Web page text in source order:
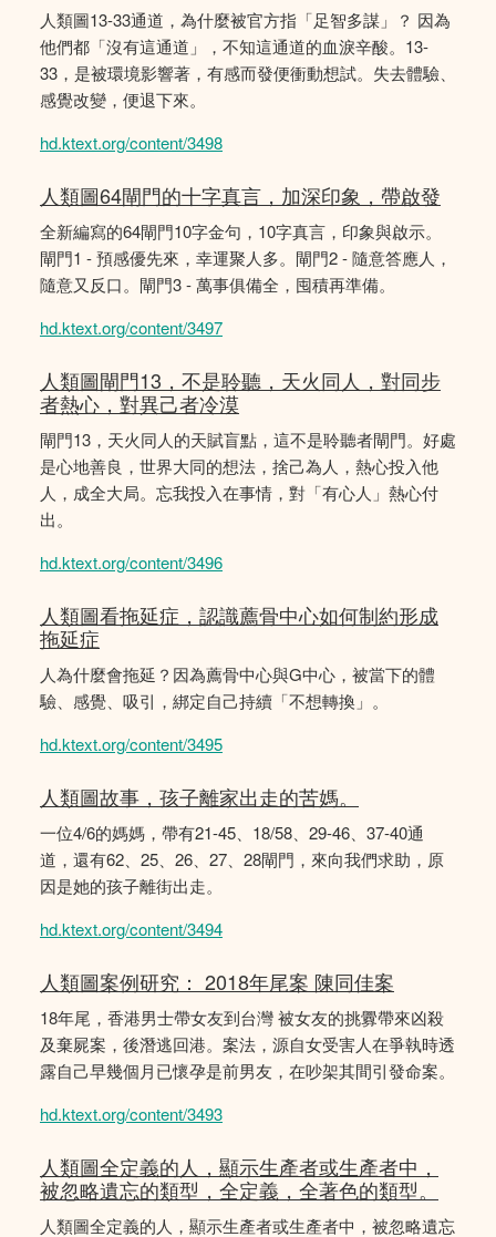
人類圖13-33通道，為什麼被官方指「足智多謀」？ 因為
他們都「沒有這通道」，不知這通道的血淚辛酸。13-
33，是被環境影響著，有感而發便衝動想試。失去體驗、
感覺改變，便退下來。
hd.ktext.org/content/3498
人類圖64閘門的十字真言，加深印象，帶啟發
全新編寫的64閘門10字金句，10字真言，印象與啟示。
閘門1 - 預感優先來，幸運聚人多。閘門2 - 隨意答應人，
隨意又反口。閘門3 - 萬事俱備全，囤積再準備。
hd.ktext.org/content/3497
人類圖閘門13，不是聆聽，天火同人，對同步
者熱心，對異己者冷漠
閘門13，天火同人的天賦盲點，這不是聆聽者閘門。好處
是心地善良，世界大同的想法，捨己為人，熱心投入他
人，成全大局。忘我投入在事情，對「有心人」熱心付
出。
hd.ktext.org/content/3496
人類圖看拖延症，認識薦骨中心如何制約形成
拖延症
人為什麼會拖延？因為薦骨中心與G中心，被當下的體
驗、感覺、吸引，綁定自己持續「不想轉換」。
hd.ktext.org/content/3495
人類圖故事，孩子離家出走的苦媽。
一位4/6的媽媽，帶有21-45、18/58、29-46、37-40通
道，還有62、25、26、27、28閘門，來向我們求助，原
因是她的孩子離街出走。
hd.ktext.org/content/3494
人類圖案例研究： 2018年尾案 陳同佳案
18年尾，香港男士帶女友到台灣 被女友的挑釁帶來凶殺
及棄屍案，後潛逃回港。案法，源自女受害人在爭執時透
露自己早幾個月已懷孕是前男友，在吵架其間引發命案。
hd.ktext.org/content/3493
人類圖全定義的人，顯示生產者或生產者中，
被忽略遺忘的類型，全定義，全著色的類型。
人類圖全定義的人，顯示生產者或生產者中，被忽略遺忘